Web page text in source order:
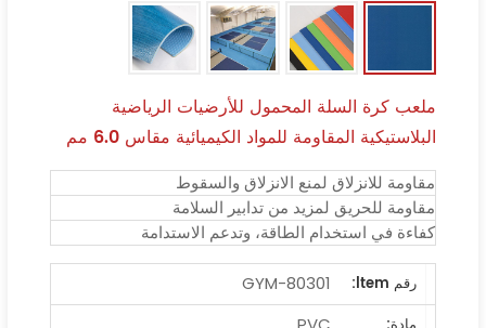
ملعب كرة السلة المحمول للأرضيات الرياضية
البلاستيكية المقاومة للمواد الكيميائية مقاس 6.0 مم
مقاومة للانزلاق لمنع الانزلاق والسقوط
مقاومة للحريق لمزيد من تدابير السلامة
كفاءة في استخدام الطاقة، وتدعم الاستدامة
رقم ltem:
GYM-80301